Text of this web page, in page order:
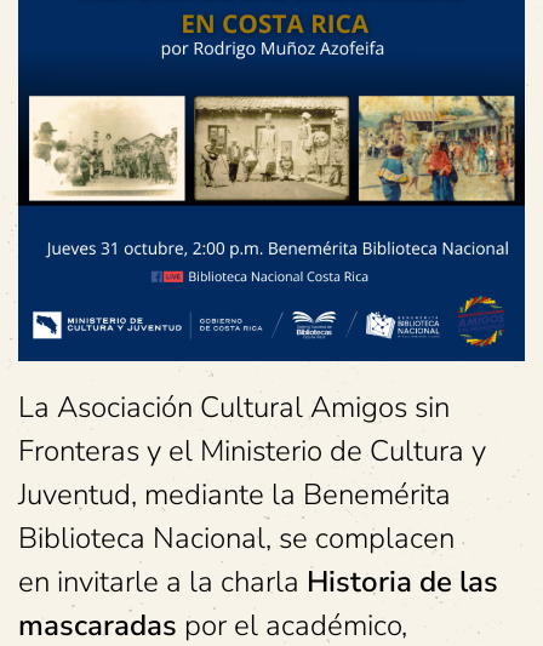
La Asociación Cultural Amigos sin
Fronteras y el Ministerio de Cultura y
Juventud, mediante la Benemérita
Biblioteca Nacional, se complacen
en invitarle a la charla Historia de las
mascaradas por el académico,